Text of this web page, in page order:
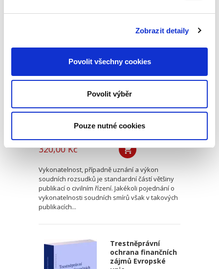
Zobrazit detaily
Povolit všechny cookies
Povolit výběr
Pouze nutné cookies
smíru
320,00 Kč
Vykonatelnost, případně uznání a výkon
soudních rozsudků je standardní částí většiny
publikací o civilním řízení. Jakékoli pojednání o
vykonatelnosti soudních smírů však v takových
publikacích...
Trestněprávní
ochrana finančních
zájmů Evropské